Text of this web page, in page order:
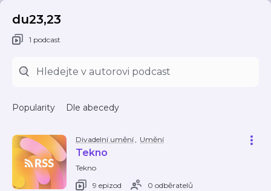
du23,23
1 podcast
Popularity Dle abecedy
Divadelní umění, Umění
Tekno
Tekno
9 epizod
0 odběratelů